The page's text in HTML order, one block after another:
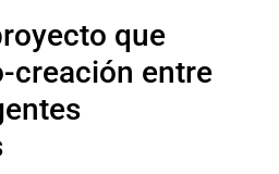
que
creación entre